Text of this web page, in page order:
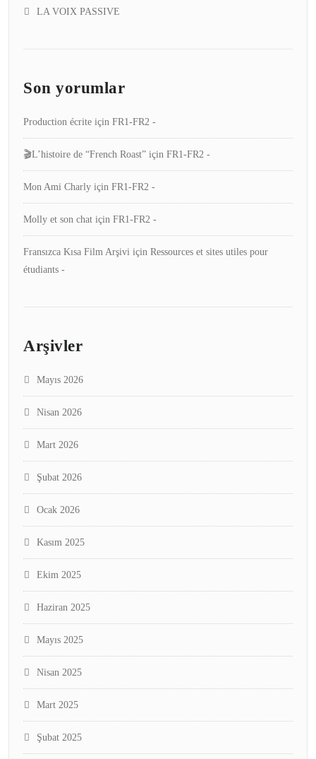
LA VOIX PASSIVE
Son yorumlar
Production écrite için FR1-FR2 -
🎬L’histoire de “French Roast” için FR1-FR2 -
Mon Ami Charly için FR1-FR2 -
Molly et son chat için FR1-FR2 -
Fransızca Kısa Film Arşivi için Ressources et sites utiles pour
étudiants -
Arşivler
Mayıs 2026
Nisan 2026
Mart 2026
Şubat 2026
Ocak 2026
Kasım 2025
Ekim 2025
Haziran 2025
Mayıs 2025
Nisan 2025
Mart 2025
Şubat 2025